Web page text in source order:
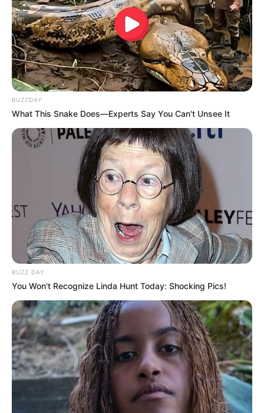
BUZZDAY
What This Snake Does—Experts Say You Can't Unsee It
BUZZ DAY
You Won't Recognize Linda Hunt Today: Shocking Pics!